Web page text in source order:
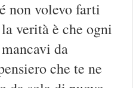
non volevo farti
verità è che ogni
da
che te ne